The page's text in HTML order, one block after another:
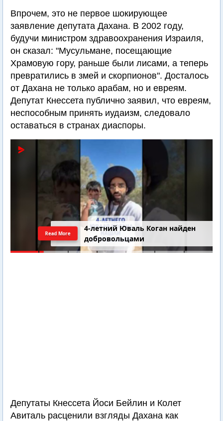
Впрочем, это не первое шокирующее
заявление депутата Дахана. В 2002 году,
будучи министром здравоохранения Израиля,
он сказал: "Мусульмане, посещающие
Храмовую гору, раньше были лисами, а теперь
превратились в змей и скорпионов". Досталось
от Дахана не только арабам, но и евреям.
Депутат Кнессета публично заявил, что евреям,
неспособным принять иудаизм, следовало
оставаться в странах диаспоры.
4-летний Юваль Коган найден
добровольцами
Read More
Депутаты Кнессета Йоси Бейлин и Колет
Авиталь расценили взгляды Дахана как